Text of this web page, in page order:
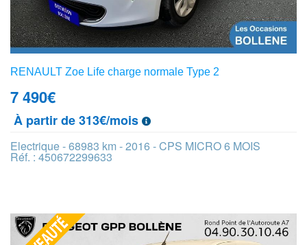
RENAULT Zoe Life charge normale Type 2
7 490€
À partir de 313€/mois
Electrique - 68983 km - 2016 - CPS MICRO 6 MOIS
Réf. : 450672299633